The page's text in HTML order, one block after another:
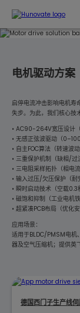
电机驱动方案
启停电流冲击影响电机寿
失步。为此，我们核心技
• AC90-264V宽压设计（
• 无感正弦波驱动（
• 自主FOC算法（转速波动
• 三重保护机制（缺相/过
• 三电阻采样拓扑（相电
• 输入过压/欠压保护（耐
• 瞬时启动技术（空载0.3
• 磁饱和抑制（工业电机
• 超紧凑PCB布局（优化安
应用场景：
适用于BLDC/PMSM电机
器及空气压缩机；提供英
德国西门子生产线